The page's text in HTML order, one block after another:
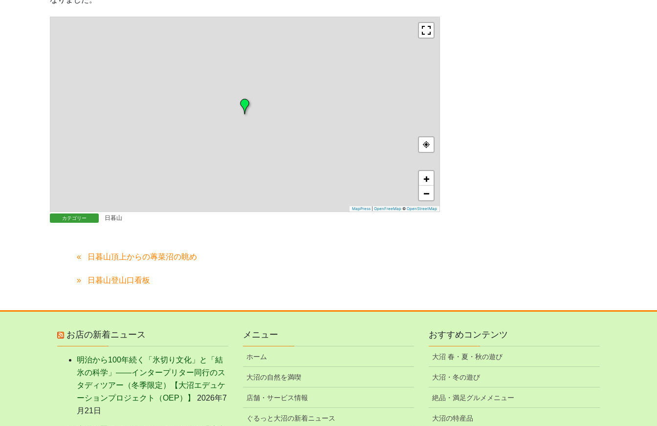
+
−
MapPress OpenFreeMap © OpenStreetMap
カテゴリー 日暮山
日暮山頂上からの蓴菜沼の眺め
日暮山登山口看板
お店の新着ニュース
明治から100年続く「氷切り文化」と「結
氷の科学」——インタープリター同行のス
タディツアー（冬季限定）【大沼エデュケ
ーションプロジェクト（OEP）】
2026年7
月21日
メニュー
ホーム
大沼の自然を満喫
店舗・サービス情報
ぐるっと大沼の新着ニュース
おすすめコンテンツ
大沼 春・夏・秋の遊び
大沼・冬の遊び
絶品・満足グルメメニュー
大沼の特産品